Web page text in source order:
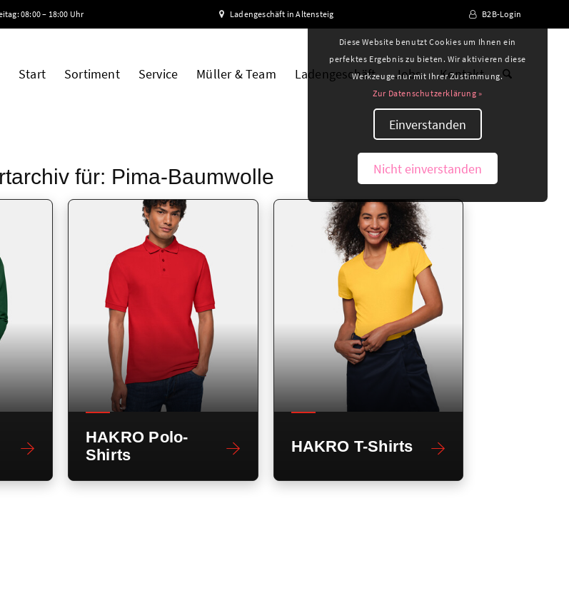
08:00 – 18:00 Uhr Ladengeschäft in Altensteig B2B-Login
Start Sortiment Service Müller & Team Ladengeschäft Jobs Kontakt
für: Pima-Baumwolle
HAKRO Polo-
Shirts
HAKRO T-Shirts
Diese Website benutzt Cookies um Ihnen ein
perfektes Ergebnis zu bieten. Wir aktivieren diese
Werkzeuge nur mit Ihrer Zustimmung.
Zur Datenschutzerklärung »
Einverstanden
Nicht einverstanden